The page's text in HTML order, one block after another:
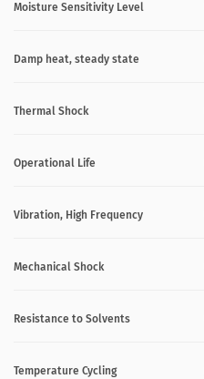
Moisture Sensitivity Level
Damp heat, steady state
Thermal Shock
Operational Life
Vibration, High Frequency
Mechanical Shock
Resistance to Solvents
Temperature Cycling